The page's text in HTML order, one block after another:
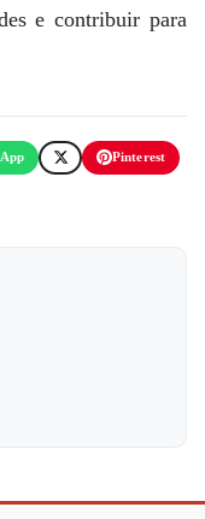
e contribuir para
Pinterest